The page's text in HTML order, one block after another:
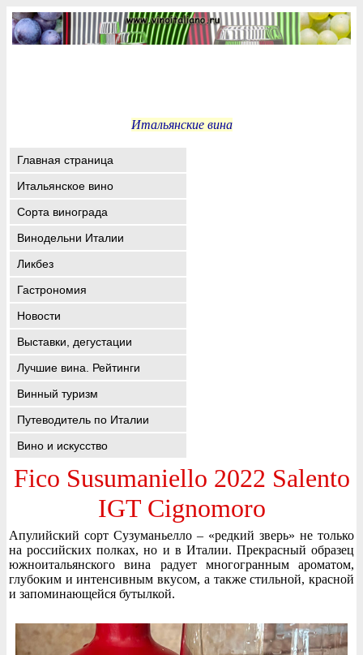
Итальянские вина
Главная страница
Итальянское вино
Сорта винограда
Винодельни Италии
Ликбез
Гастрономия
Новости
Выставки, дегустации
Лучшие вина. Рейтинги
Винный туризм
Путеводитель по Италии
Вино и искусство
Fico Susumaniello 2022 Salento
IGT Cignomoro
Апулийский сорт Сузуманьелло – «редкий зверь» не только
на российских полках, но и в Италии. Прекрасный образец
южноитальянского вина радует многогранным ароматом,
глубоким и интенсивным вкусом, а также стильной, красной
и запоминающейся бутылкой.